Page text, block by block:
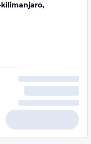
kilimanjaro,